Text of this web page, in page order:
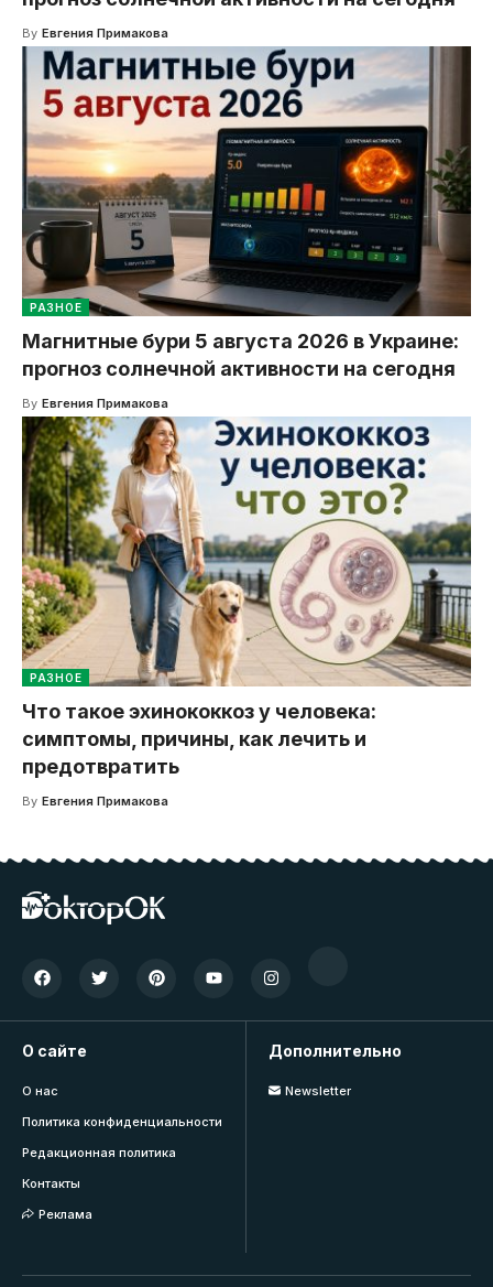
By Евгения Примакова
РАЗНОЕ
Магнитные бури 5 августа 2026 в Украине:
прогноз солнечной активности на сегодня
By Евгения Примакова
РАЗНОЕ
Что такое эхинококкоз у человека:
симптомы, причины, как лечить и
предотвратить
By Евгения Примакова
О сайте
О нас
Политика конфиденциальности
Редакционная политика
Контакты
Реклама
Дополнительно
Newsletter